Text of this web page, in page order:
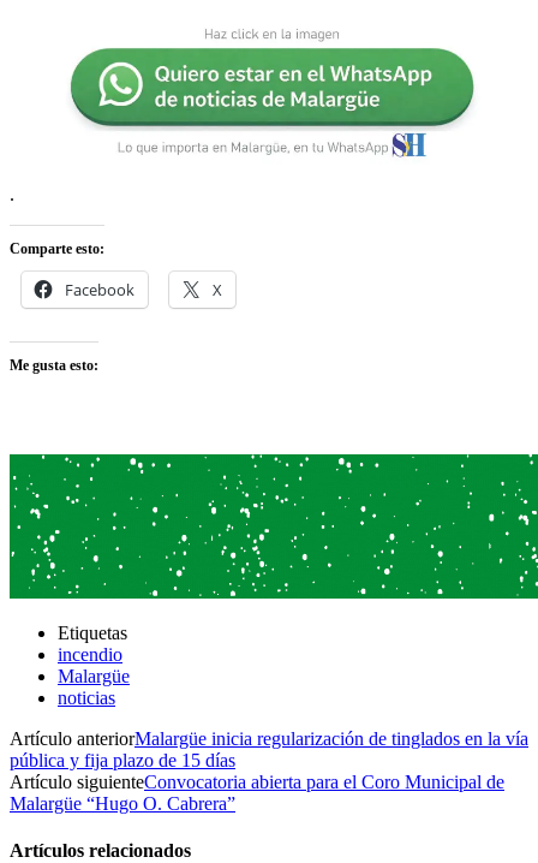
.
Comparte esto:
Facebook X
Me gusta esto:
Etiquetas
incendio
Malargüe
noticias
Artículo anteriorMalargüe inicia regularización de tinglados en la vía
pública y fija plazo de 15 días
Artículo siguienteConvocatoria abierta para el Coro Municipal de
Malargüe “Hugo O. Cabrera”
Artículos relacionados